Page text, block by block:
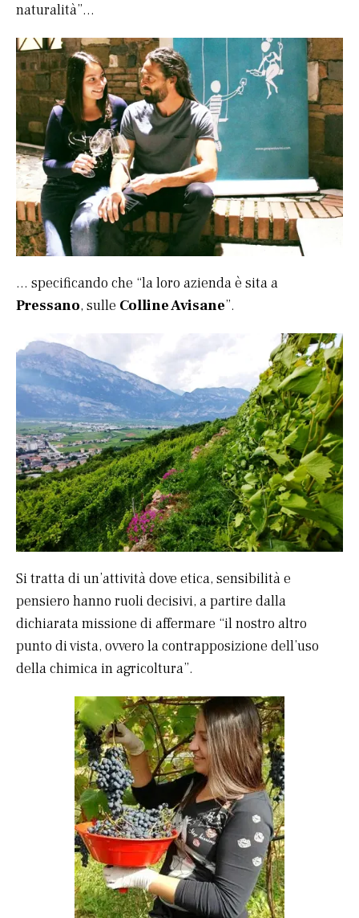
naturalità”…
… specificando che “la loro azienda è sita a
Pressano, sulle Colline Avisane”.
Si tratta di un’attività dove etica, sensibilità e
pensiero hanno ruoli decisivi, a partire dalla
dichiarata missione di affermare “il nostro altro
punto di vista, ovvero la contrapposizione dell’uso
della chimica in agricoltura”.